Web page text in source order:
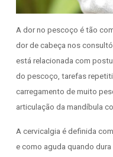
A dor no pescoço é tão
dor de cabeça nos
está relacionada com
do pescoço, tarefas
carregamento de muito
articulação da mandíbula
A cervicalgia é definida
e como aguda quando